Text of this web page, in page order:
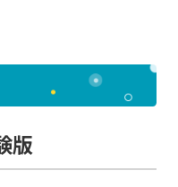
版